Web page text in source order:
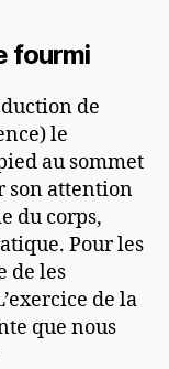
fourmi
de
le
au sommet
son attention
du corps,
Pour les
de les
de la
que nous